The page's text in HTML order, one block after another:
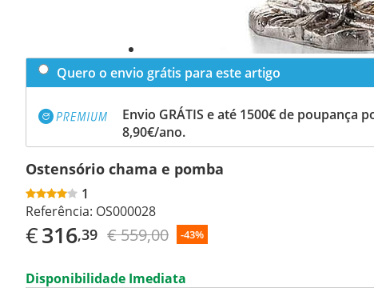
Quero o envio grátis para este artigo
Envio GRÁTIS e até 1500€ de poupança
8,90€/ano.
Ostensório chama e pomba
1
Referência: OS000028
€316,39 € 559,00 -43%
Disponibilidade Imediata